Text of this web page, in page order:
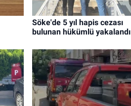
Söke'de 5 yıl hapis cezası
bulunan hükümlü yakalandı